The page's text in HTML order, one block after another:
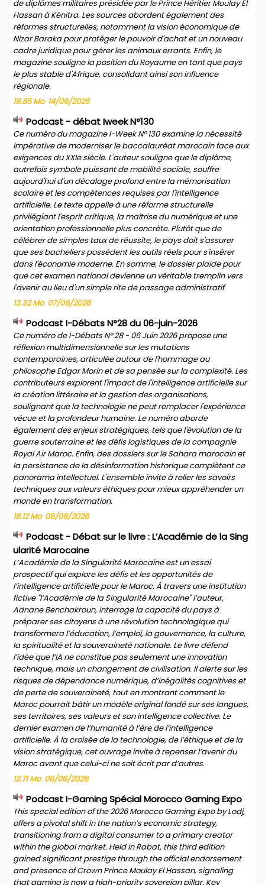
de diplômes militaires présidée par le Prince Héritier Moulay El
Hassan à Kénitra. Les sources abordent également des
réformes structurelles, notamment la vision économique de
Nizar Baraka pour protéger le pouvoir d'achat et un nouveau
cadre juridique pour gérer les animaux errants. Enfin, le
magazine souligne la position du Royaume en tant que pays
le plus stable d'Afrique, consolidant ainsi son influence
régionale.
18.85 Mo 14/06/2026
Podcast - débat Iweek N°130
Ce numéro du magazine I-Week N° 130 examine la nécessité
impérative de moderniser le baccalauréat marocain face aux
exigences du XXIe siècle. L'auteur souligne que le diplôme,
autrefois symbole puissant de mobilité sociale, souffre
aujourd'hui d'un décalage profond entre la mémorisation
scolaire et les compétences requises par l'intelligence
artificielle. Le texte appelle à une réforme structurelle
privilégiant l'esprit critique, la maîtrise du numérique et une
orientation professionnelle plus concrète. Plutôt que de
célébrer de simples taux de réussite, le pays doit s'assurer
que ses bacheliers possèdent les outils réels pour s'insérer
dans l'économie moderne. En somme, le dossier plaide pour
que cet examen national devienne un véritable tremplin vers
l'avenir au lieu d'un simple rite de passage administratif.
13.32 Mo 07/06/2026
Podcast I-Débats N°28 du 06-juin-2026
Ce numéro de I-Débats N° 28 - 06 Juin 2026 propose une
réflexion multidimensionnelle sur les mutations
contemporaines, articulée autour de l'hommage au
philosophe Edgar Morin et de sa pensée sur la complexité. Les
contributeurs explorent l'impact de l'intelligence artificielle sur
la création littéraire et la gestion des organisations,
soulignant que la technologie ne peut remplacer l'expérience
vécue et la profondeur humaine. Le numéro aborde
également des enjeux stratégiques, tels que l'évolution de la
guerre souterraine et les défis logistiques de la compagnie
Royal Air Maroc. Enfin, des dossiers sur le Sahara marocain et
la persistance de la désinformation historique complètent ce
panorama intellectuel. L'ensemble invite à relier les savoirs
techniques aux valeurs éthiques pour mieux appréhender un
monde en transformation.
18.12 Mo 06/06/2026
Podcast - Débat sur le livre : L’Académie de la Sing
ularité Marocaine
L’Académie de la Singularité Marocaine est un essai
prospectif qui explore les défis et les opportunités de
l’intelligence artificielle pour le Maroc. À travers une institution
fictive "l’Académie de la Singularité Marocaine" l’auteur,
Adnane Benchakroun, interroge la capacité du pays à
préparer ses citoyens à une révolution technologique qui
transformera l’éducation, l’emploi, la gouvernance, la culture,
la spiritualité et la souveraineté nationale. Le livre défend
l’idée que l’IA ne constitue pas seulement une innovation
technique, mais un changement de civilisation. Il alerte sur les
risques de dépendance numérique, d’inégalités cognitives et
de perte de souveraineté, tout en montrant comment le
Maroc pourrait bâtir un modèle original fondé sur ses langues,
ses territoires, ses valeurs et son intelligence collective. Le
dernier examen de l’humanité à l’ère de l’intelligence
artificielle. À la croisée de la technologie, de l’éthique et de la
vision stratégique, cet ouvrage invite à repenser l’avenir du
Maroc avant que celui-ci ne soit écrit par d’autres.
12.71 Mo 06/06/2026
Podcast I-Gaming Spécial Morocco Gaming Expo
This special edition of the 2026 Morocco Gaming Expo by Lodj,
offers a pivotal shift in the nation’s economic strategy,
transitioning from a digital consumer to a primary creator
within the global market. Held in Rabat, this third edition
gained significant prestige through the official endorsement
and presence of Crown Prince Moulay El Hassan, signaling
that gaming is now a high-priority sovereign pillar. Key